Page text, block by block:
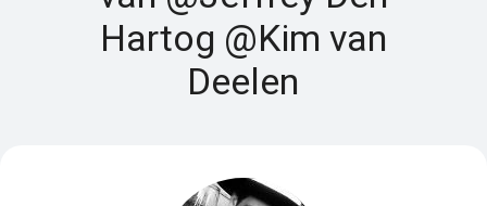
Hartog @Kim van
Deelen